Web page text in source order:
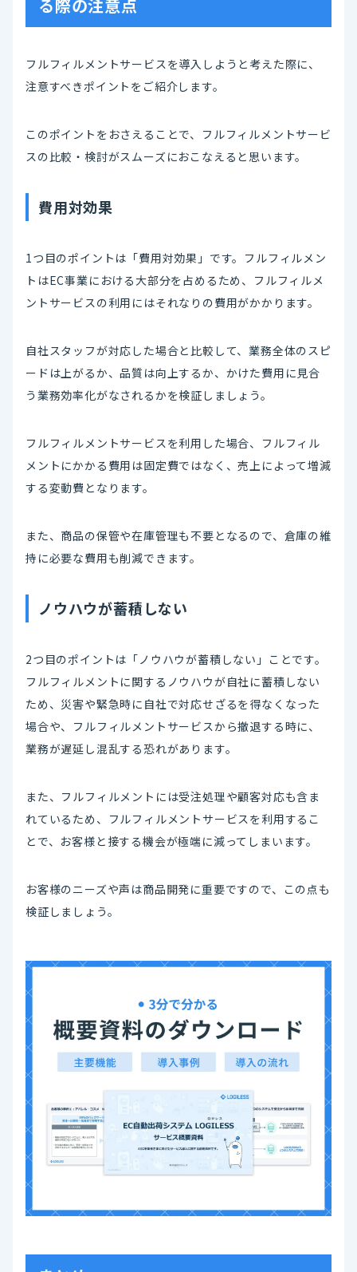
る際の注意点
フルフィルメントサービスを導入しようと考えた際に、
注意すべきポイントをご紹介します。
このポイントをおさえることで、フルフィルメントサービ
スの比較・検討がスムーズにおこなえると思います。
費用対効果
1つ目のポイントは「費用対効果」です。フルフィルメン
トはEC事業における大部分を占めるため、フルフィルメ
ントサービスの利用にはそれなりの費用がかかります。
自社スタッフが対応した場合と比較して、業務全体のスピ
ードは上がるか、品質は向上するか、かけた費用に見合
う業務効率化がなされるかを検証しましょう。
フルフィルメントサービスを利用した場合、フルフィル
メントにかかる費用は固定費ではなく、売上によって増減
する変動費となります。
また、商品の保管や在庫管理も不要となるので、倉庫の維
持に必要な費用も削減できます。
ノウハウが蓄積しない
2つ目のポイントは「ノウハウが蓄積しない」ことです。
フルフィルメントに関するノウハウが自社に蓄積しない
ため、災害や緊急時に自社で対応せざるを得なくなった
場合や、フルフィルメントサービスから撤退する時に、
業務が遅延し混乱する恐れがあります。
また、フルフィルメントには受注処理や顧客対応も含ま
れているため、フルフィルメントサービスを利用するこ
とで、お客様と接する機会が極端に減ってしまいます。
お客様のニーズや声は商品開発に重要ですので、この点も
検証しましょう。